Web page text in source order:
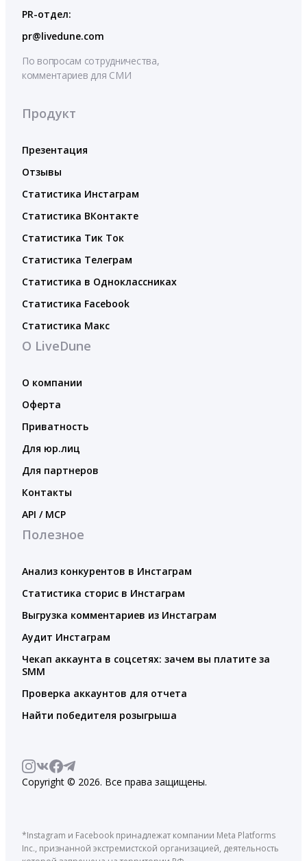
PR-отдел:
pr@livedune.com
По вопросам сотрудничества,
комментариев для СМИ
Продукт
Презентация
Отзывы
Статистика Инстаграм
Статистика ВКонтакте
Статистика Тик Ток
Статистика Телеграм
Статистика в Одноклассниках
Статистика Facebook
Статистика Макс
О LiveDune
О компании
Оферта
Приватность
Для юр.лиц
Для партнеров
Контакты
API / MCP
Полезное
Анализ конкурентов в Инстаграм
Статистика сторис в Инстаграм
Выгрузка комментариев из Инстаграм
Аудит Инстаграм
Чекап аккаунта в соцсетях: зачем вы платите за
SMM
Проверка аккаунтов для отчета
Найти победителя розыгрыша
Copyright © 2026. Все права защищены.
*Instagram и Facebook принадлежат компании Meta Platforms
Inc., признанной экстремистской организацией, деятельность